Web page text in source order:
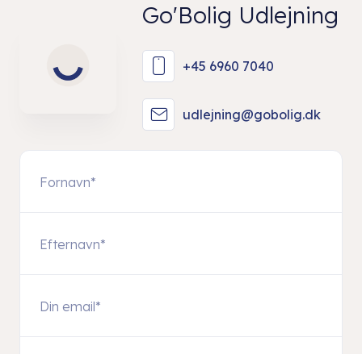
Go'Bolig Udlejning
+45 6960 7040
udlejning@gobolig.dk